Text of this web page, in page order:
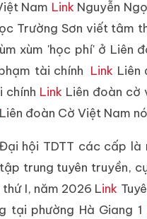
Nam Link Nguyễn
Trường Sơn viết tâm
xùm 'học phí' ở Liên
tài chính Link Liên
chính Link Liên đoàn cờ
Liên đoàn Cờ Việt Nam
hội TDTT các cấp là
trung tuyên truyền,
I, năm 2026 Link
tại phường Hà Giang 1